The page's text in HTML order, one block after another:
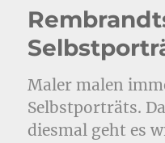
Maler malen
Selbstporträts.
diesmal geht es